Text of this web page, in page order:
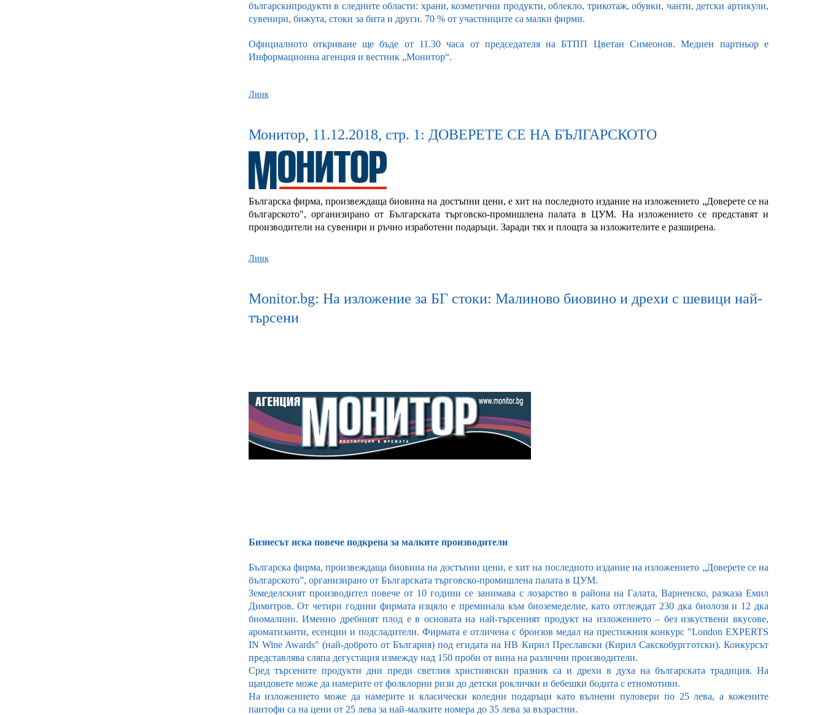
българскипродукти в следните области: храни, козметични продукти, облекло, трикотаж, обувки, чанти, детски артикули,
сувенири, бижута, стоки за бита и други. 70 % от участниците са малки фирми.
Официалното откриване ще бъде от 11.30 часа от председателя на БТПП Цветан Симеонов. Медиен партньор е
Информационна агенция и вестник „Монитор“.
Линк
Монитор, 11.12.2018, стр. 1: ДОВЕРЕТЕ СЕ НА БЪЛГАРСКОТО
Българска фирма, произвеждаща биовина на достъпни цени, е хит на последното издание на изложението „Доверете се на
българското", организирано от Българската търговско-промишлена палата в ЦУМ. На изложението се представят и
производители на сувенири и ръчно изработени подаръци. Заради тях и площта за изложителите е разширена.
Линк
Monitor.bg: На изложение за БГ стоки: Малиново биовино и дрехи с шевици най-
търсени
Бизнесът иска повече подкрепа за малките производители
Българска фирма, произвеждаща биовина на достъпни цени, е хит на последното издание на изложението „Доверете се на
българското”, организирано от Българската търговско-промишлена палата в ЦУМ.
Земеделският производител повече от 10 години се занимава с лозарство в района на Галата, Варненско, разказа Емил
Димитров. От четири години фирмата изцяло е преминала към биоземеделие, като отглеждат 230 дка биолозя и 12 дка
биомалини. Именно дребният плод е в основата на най-търсеният продукт на изложението – без изкуствени вкусове,
ароматизанти, есенции и подсладители. Фирмата е отличена с бронзов медал на престижния конкурс "London EXPERTS
IN Wine Awards" (най-доброто от България) под егидата на НВ Кирил Преславски (Кирил Сакскобургготски). Конкурсът
представлява сляпа дегустация измежду над 150 проби от вина на различни производители.
Сред търсените продукти дни преди светлия християнски празник са и дрехи в духа на българската традиция. На
щандовете може да намерите от фолклорни ризи до детски роклички и бебешки бодита с етномотиви.
На изложението може да намерите и класически коледни подаръци като вълнени пуловери по 25 лева, а кожените
пантофи са на цени от 25 лева за най-малките номера до 35 лева за възрастни.